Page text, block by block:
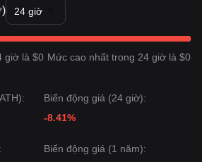
24 giờ
giờ là $0 Mức cao nhất trong 24 giờ là $0
Biến động giá (24 giờ):
-8.41%
Biến động giá (1 năm):